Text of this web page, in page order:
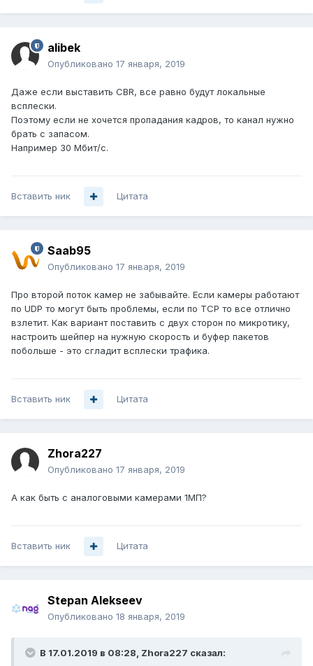
alibek
Опубликовано 17 января, 2019
Даже если выставить CBR, все равно будут локальные
всплески.
Поэтому если не хочется пропадания кадров, то канал нужно
брать с запасом.
Например 30 Мбит/с.
Вставить ник Цитата
Saab95
Опубликовано 17 января, 2019
Про второй поток камер не забывайте. Если камеры работают
по UDP то могут быть проблемы, если по TCP то все отлично
взлетит. Как вариант поставить с двух сторон по микротику,
настроить шейпер на нужную скорость и буфер пакетов
побольше - это сгладит всплески трафика.
Вставить ник Цитата
Zhora227
Опубликовано 17 января, 2019
А как быть с аналоговыми камерами 1МП?
Вставить ник Цитата
Stepan Alekseev
Опубликовано 18 января, 2019
В 17.01.2019 в 08:28, Zhora227 сказал: